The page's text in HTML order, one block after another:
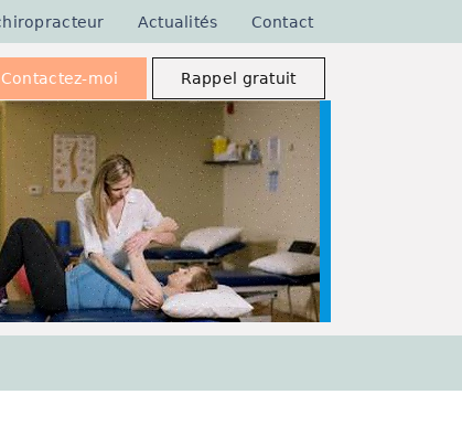
Actualités Contact
Contactez-moi Rappel gratuit